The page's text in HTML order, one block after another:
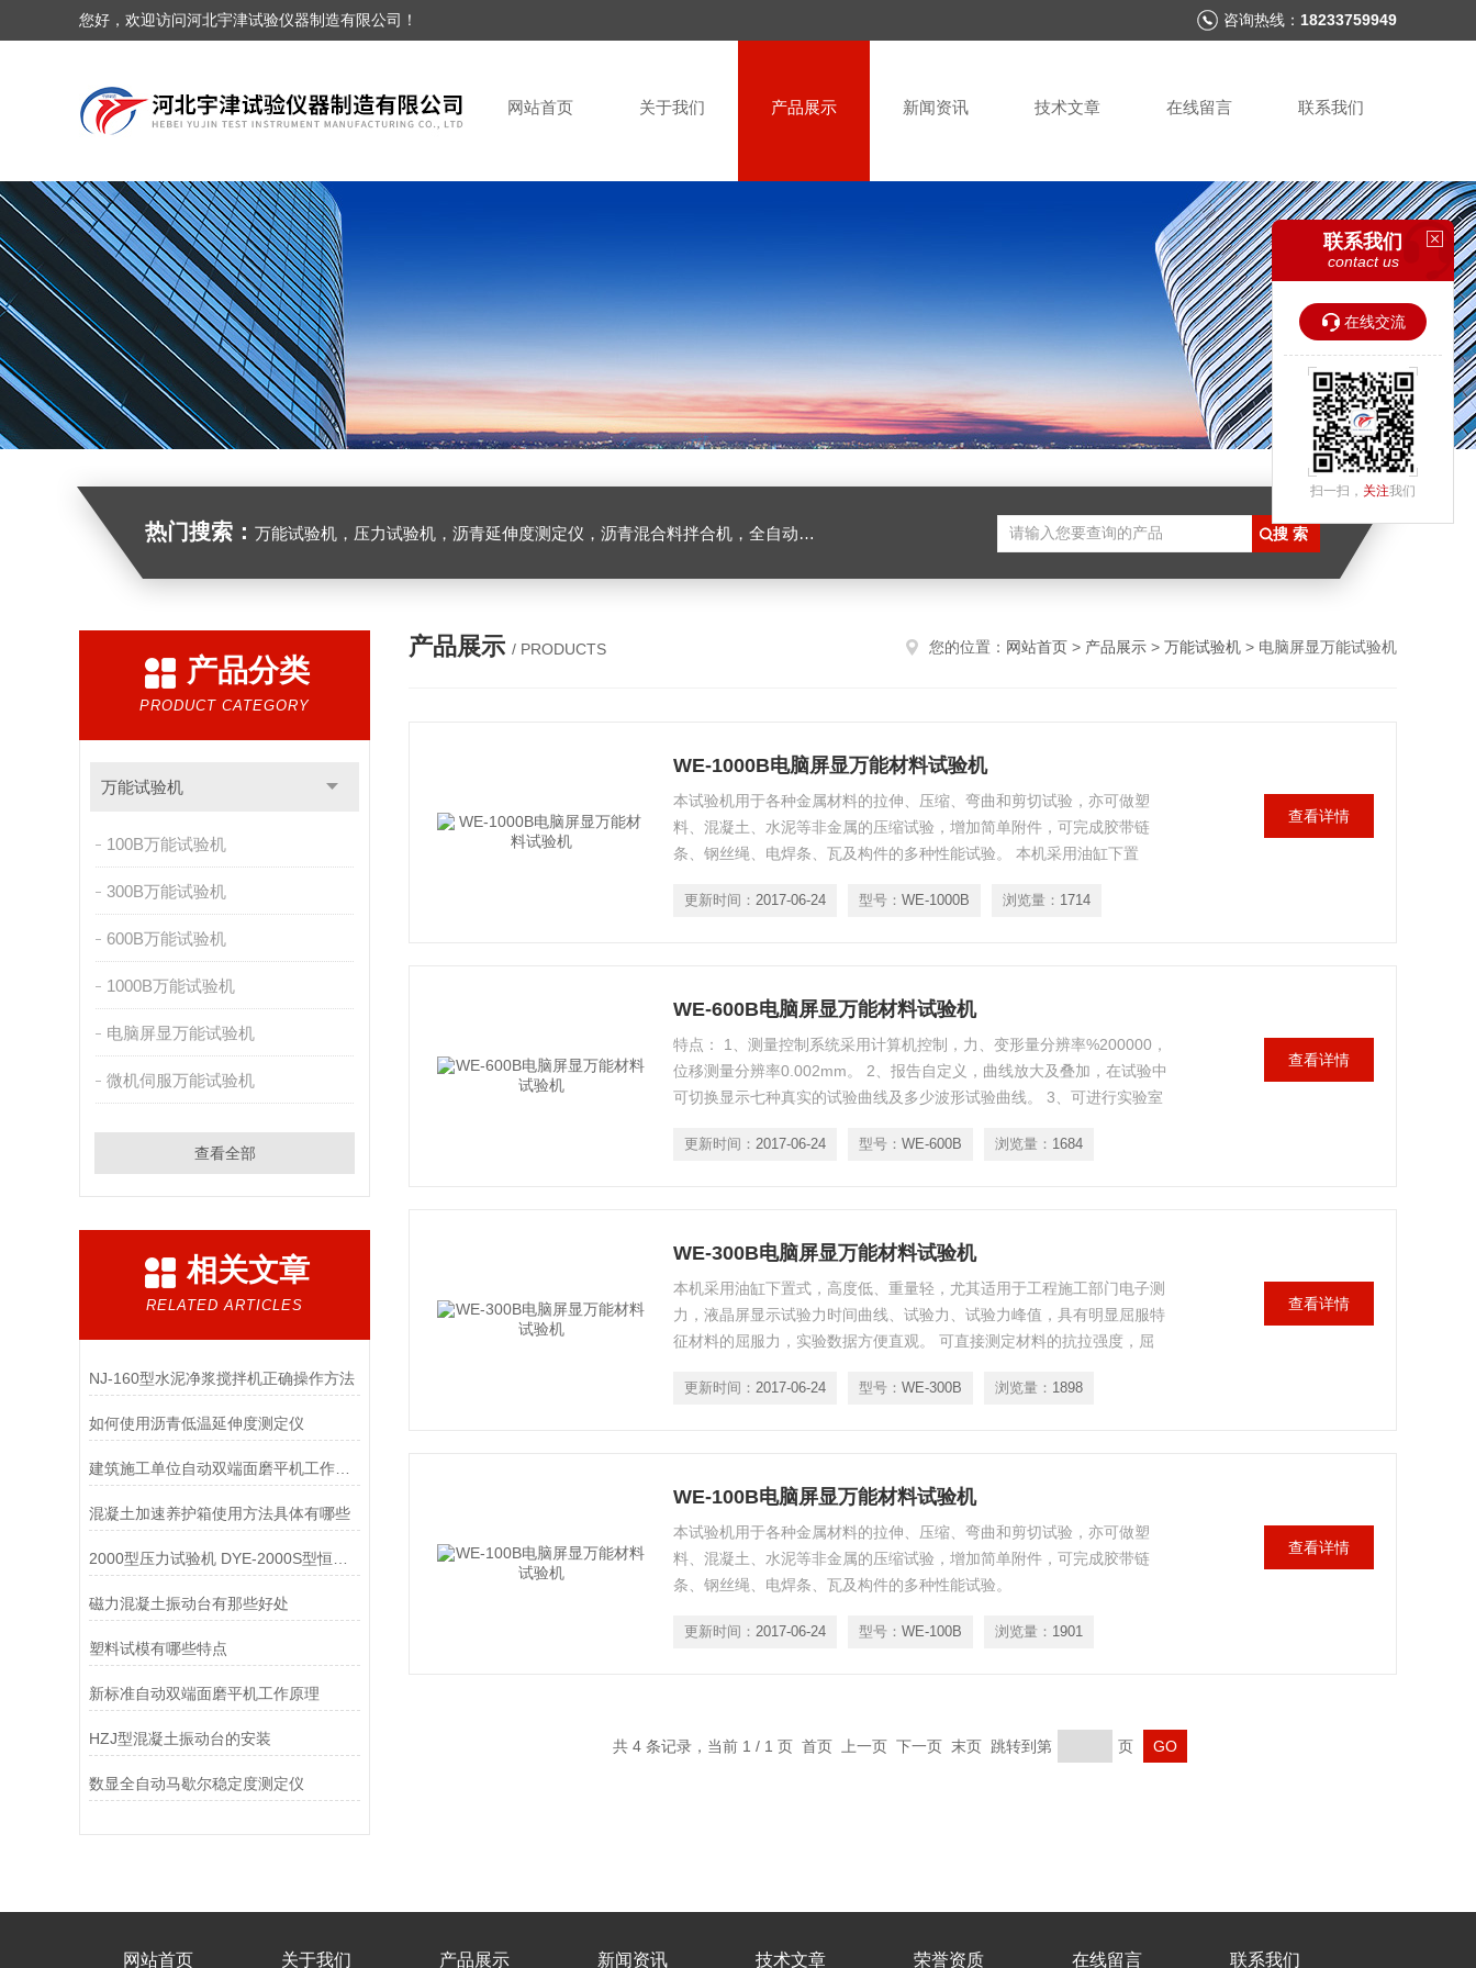
您好，欢迎访问河北宇津试验仪器制造有限公司！ 咨询热线： 18233759949
网站首页 关于我们 产品展示 新闻资讯 技术文章 在线留言 联系我们
热门搜索： 万能试验机，压力试验机，沥青延伸度测定仪，沥青混合料拌合机，全自动沥青混合料离心式抽提仪，马歇尔电动击实仪，车辙试验成型机，连续式路面八轮平整度仪，商品混凝土搅拌站试验仪器，试模
产品分类
PRODUCT CATEGORY
万能试验机
100B万能试验机
300B万能试验机
600B万能试验机
1000B万能试验机
电脑屏显万能试验机
微机伺服万能试验机
查看全部
相关文章
RELATED ARTICLES
NJ-160型水泥净浆搅拌机正确操作方法
如何使用沥青低温延伸度测定仪
建筑施工单位自动双端面磨平机工作原理
混凝土加速养护箱使用方法具体有哪些
磁力混凝土振动台有那些好处
塑料试模有哪些特点
新标准自动双端面磨平机工作原理
HZJ型混凝土振动台的安装
数显全自动马歇尔稳定度测定仪
产品展示 / PRODUCTS 您的位置： 网站首页 > 产品展示 > 万能试验机 > 电脑屏显万能试验机
WE-1000B电脑屏显万能材料试验机
本试验机用于各种金属材料的拉伸、压缩、弯曲和剪切试验，亦可做塑
料、混凝土、水泥等非金属的压缩试验，增加简单附件，可完成胶带链
条、钢丝绳、电焊条、瓦及构件的多种性能试验。 本机采用油缸下置
验力时间曲线、试验力、试验力峰值，具有明显屈服特征材料的屈服力，
更新时间： 2017-06-24 型号： WE-1000B 浏览量： 1714
查看详情
WE-600B电脑屏显万能材料试验机
特点： 1、测量控制系统采用计算机控制，力、变形量分辨率%200000，
位移测量分辨率0.002mm。 2、报告自定义，曲线放大及叠加，在试验中
可切换显示七种真实的试验曲线及多少波形试验曲线。 3、可进行实验室
更新时间： 2017-06-24 型号： WE-600B 浏览量： 1684
查看详情
WE-300B电脑屏显万能材料试验机
本机采用油缸下置式，高度低、重量轻，尤其适用于工程施工部门电子测
力，液晶屏显示试验力时间曲线、试验力、试验力峰值，具有明显屈服特
征材料的屈服力，实验数据方便直观。 可直接测定材料的抗拉强度，屈
更新时间： 2017-06-24 型号： WE-300B 浏览量： 1898
查看详情
WE-100B电脑屏显万能材料试验机
本试验机用于各种金属材料的拉伸、压缩、弯曲和剪切试验，亦可做塑
料、混凝土、水泥等非金属的压缩试验，增加简单附件，可完成胶带链
条、钢丝绳、电焊条、瓦及构件的多种性能试验。
更新时间： 2017-06-24 型号： WE-100B 浏览量： 1901
查看详情
共 4 条记录，当前 1 / 1 页 首页 上一页 下一页 末页 跳转到第 页
网站首页 关于我们 产品展示 新闻资讯 技术文章 荣誉资质 在线留言 联系我们
联系我们
contact us
在线交流
扫一扫， 关注我们